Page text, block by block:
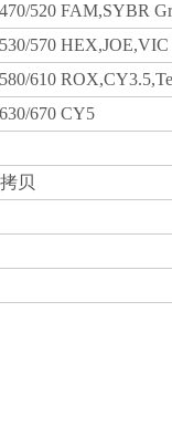
520 FAM,SYBR
570 HEX,JOE,VIC
610
670 CY5
贝